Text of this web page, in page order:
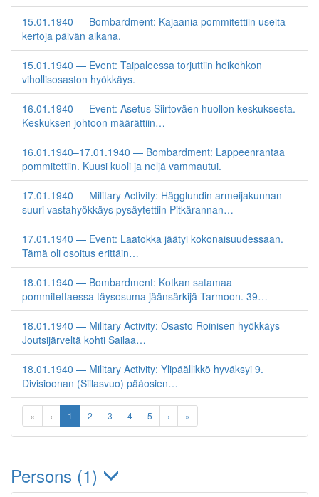
15.01.1940 — Bombardment: Kajaania pommitettiin useita
kertoja päivän aikana.
15.01.1940 — Event: Taipaleessa torjuttiin heikohkon
vihollisosaston hyökkäys.
16.01.1940 — Event: Asetus Siirtoväen huollon keskuksesta.
Keskuksen johtoon määrättiin…
16.01.1940–17.01.1940 — Bombardment: Lappeenrantaa
pommitettiin. Kuusi kuoli ja neljä vammautui.
17.01.1940 — Military Activity: Hägglundin armeijakunnan
suuri vastahyökkäys pysäytettiin Pitkärannan…
17.01.1940 — Event: Laatokka jäätyi kokonaisuudessaan.
Tämä oli osoitus erittäin…
18.01.1940 — Bombardment: Kotkan satamaa
pommitettaessa täysosuma jäänsärkijä Tarmoon. 39…
18.01.1940 — Military Activity: Osasto Roinisen hyökkäys
Joutsijärveltä kohti Sailaa…
18.01.1940 — Military Activity: Ylipäällikkö hyväksyi 9.
Divisioonan (Siilasvuo) pääosien…
« ‹ 1 2 3 4 5 › »
Persons (1)